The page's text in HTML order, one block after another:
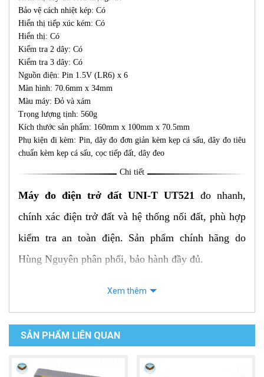
Bảo vệ cách nhiệt kép: Có
Hiển thị tiếp xúc kém: Có
Hiển thị: Có
Kiểm tra 2 dây: Có
Kiểm tra 3 dây: Có
Nguồn điện: Pin 1.5V (LR6) x 6
Màn hình: 70.6mm x 34mm
Màu máy: Đỏ và xám
Trọng lượng tịnh: 560g
Kích thước sản phẩm: 160mm x 100mm x 70.5mm
Phụ kiện đi kèm: Pin, dây đo đơn giản kèm kẹp cá sấu, dây đo tiêu
chuẩn kèm kẹp cá sấu, cọc tiếp đất, dây đeo
Chi tiết
Máy đo điện trở đất UNI-T UT521 đo nhanh,
chính xác điện trở đất và hệ thống nối đất, phù hợp
kiểm tra an toàn điện. Sản phẩm chính hãng do
Hùng Nguyên phân phối, bảo hành đầy đủ.
bị chuyên dụng để đo điện trở về địa chỉ của hệ
thống điện, chống sét, ...
Máy có độ chính xác cao, phạm vi đo rộng (2Ω -
Xem thêm
SẢN PHẨM LIÊN QUAN